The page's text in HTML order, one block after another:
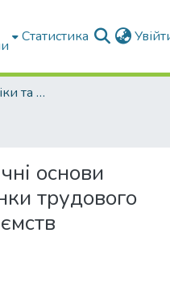
Статистика
Факультет Економіки та бізнесу
основи
трудового